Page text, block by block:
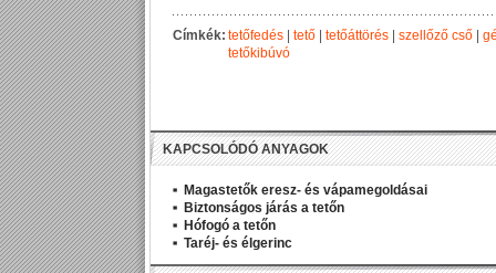
Címkék:tetőfedés tető tetőáttörés szellőző cső
tetőkibúvó
KAPCSOLÓDÓ ANYAGOK
Magastetők eresz- és vápamegoldásai
Biztonságos járás a tetőn
Hófogó a tetőn
Taréj- és élgerinc